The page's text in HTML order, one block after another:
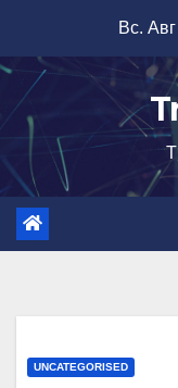
содержимому
Вс.
UNCATEGORISED